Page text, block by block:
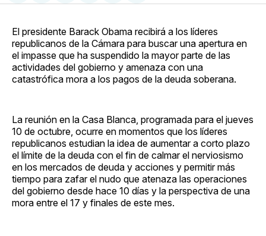
en
on
en
on
via
El presidente Barack Obama recibirá a los líderes
republicanos de la Cámara para buscar una apertura en
el impasse que ha suspendido la mayor parte de las
actividades del gobierno y amenaza con una
catastrófica mora a los pagos de la deuda soberana.
La reunión en la Casa Blanca, programada para el jueves
10 de octubre, ocurre en momentos que los líderes
republicanos estudian la idea de aumentar a corto plazo
el límite de la deuda con el fin de calmar el nerviosismo
en los mercados de deuda y acciones y permitir más
tiempo para zafar el nudo que atenaza las operaciones
del gobierno desde hace 10 días y la perspectiva de una
mora entre el 17 y finales de este mes.